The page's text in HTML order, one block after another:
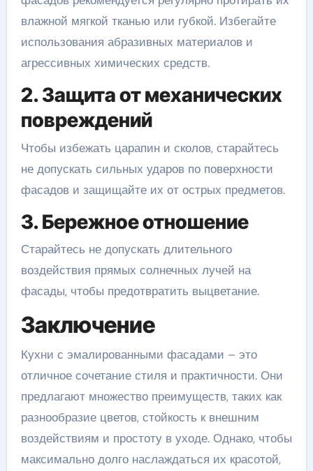
влажной мягкой тканью или губкой. Избегайте
использования абразивных материалов и
агрессивных химических средств.
2. Защита от механических
повреждений
Чтобы избежать царапин и сколов, старайтесь
не допускать сильных ударов по поверхности
фасадов и защищайте их от острых предметов.
3. Бережное отношение
Старайтесь не допускать длительного
воздействия прямых солнечных лучей на
фасады, чтобы предотвратить выцветание.
Заключение
Кухни с эмалированными фасадами – это
отличное сочетание стиля и практичности. Они
предлагают множество преимуществ, таких как
разнообразие цветов, стойкость к внешним
воздействиям и простоту в уходе. Однако, чтобы
максимально долго наслаждаться их красотой,